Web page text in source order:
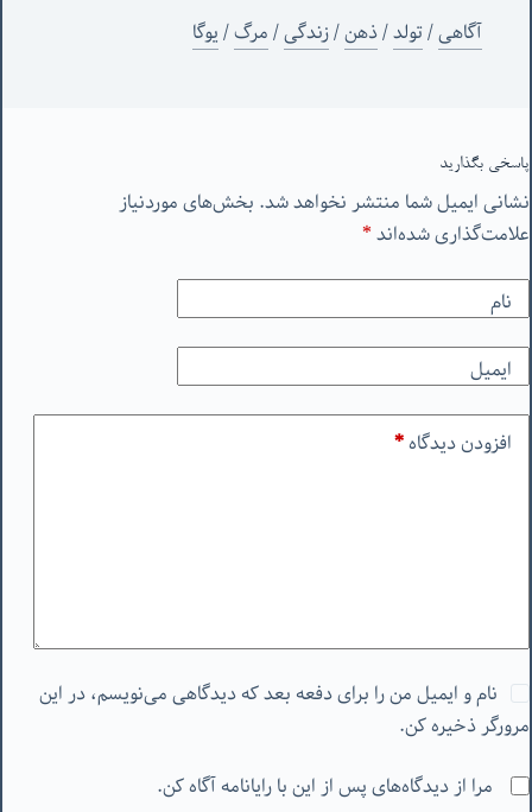
آگاهی/تولد/ذهن/زندگی/مرگ/یوگا
پاسخی بگذارید
نشانی ایمیل شما منتشر نخواهد شد. بخش‌های موردنیاز
علامت‌گذاری شده‌اند*
نام
ایمیل
افزودن دیدگاه*
نام و ایمیل من را برای دفعه بعد که دیدگاهی می‌نویسم، در این
مرورگر ذخیره کن.
مرا از دیدگاه‌های پس از این با رایانامه آگاه کن.